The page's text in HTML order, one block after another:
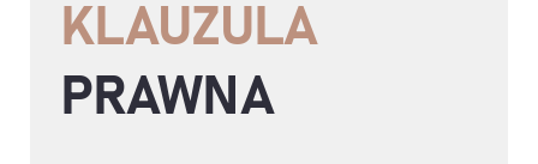
KLAUZULA
PRAWNA